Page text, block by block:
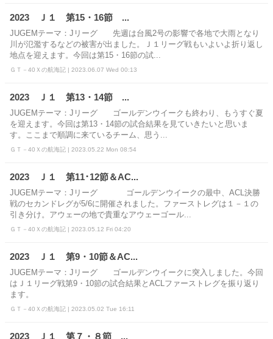
2023 Ｊ１ 第15・16節 ...
JUGEMテーマ：Jリーグ 先週は台風2号の影響で各地で大雨となり
川が氾濫するなどの被害が出ました。Ｊ１リーグ戦もいよいよ折り返し
地点を迎えます。今回は第15・16節の試...
ＧＴ－40Ｘの航海記 | 2023.06.07 Wed 00:13
2023 Ｊ１ 第13・14節 ...
JUGEMテーマ：Jリーグ ゴールデンウイークも終わり、もうすぐ夏
を迎えます。今回は第13・14節の試合結果を見ていきたいと思いま
す。ここまで順調に来ているチーム、思う...
ＧＴ－40Ｘの航海記 | 2023.05.22 Mon 08:54
2023 Ｊ１ 第11･12節＆AC...
JUGEMテーマ：Jリーグ ゴールデンウイークの最中、ACL決勝
戦のセカンドレグが5/6に開催されました。ファーストレグは１－１の
引き分け。アウェーの地で貴重なアウェーゴール...
ＧＴ－40Ｘの航海記 | 2023.05.12 Fri 04:20
2023 Ｊ１ 第9・10節＆AC...
JUGEMテーマ：Jリーグ ゴールデンウイークに突入しました。今回
はＪ１リーグ戦第9・10節の試合結果とACLファーストレグを振り返り
ます。
ＧＴ－40Ｘの航海記 | 2023.05.02 Tue 16:11
2023 Ｊ１ 第７・８節 ...